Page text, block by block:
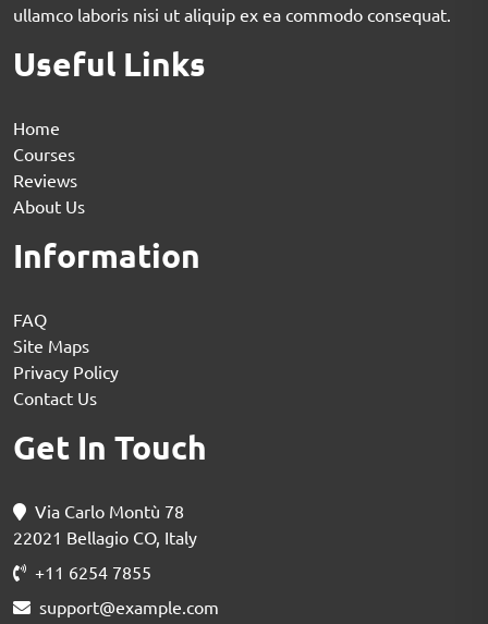
ullamco laboris nisi ut aliquip ex ea commodo consequat.
Useful Links
Home
Courses
Reviews
About Us
Information
FAQ
Site Maps
Privacy Policy
Contact Us
Get In Touch
Via Carlo Montù 78
22021 Bellagio CO, Italy
+11 6254 7855
support@example.com